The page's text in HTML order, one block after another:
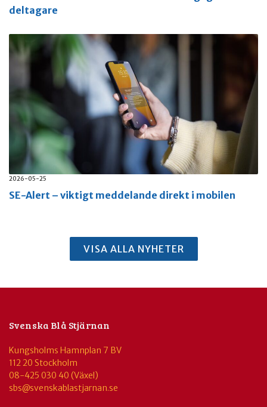
deltagare
2026-05-25
SE-Alert – viktigt meddelande direkt i mobilen
VISA ALLA NYHETER
Svenska Blå Stjärnan
Kungsholms Hamnplan 7 BV
112 20 Stockholm
08-425 030 40 (Växel)
sbs@svenskablastjarnan.se